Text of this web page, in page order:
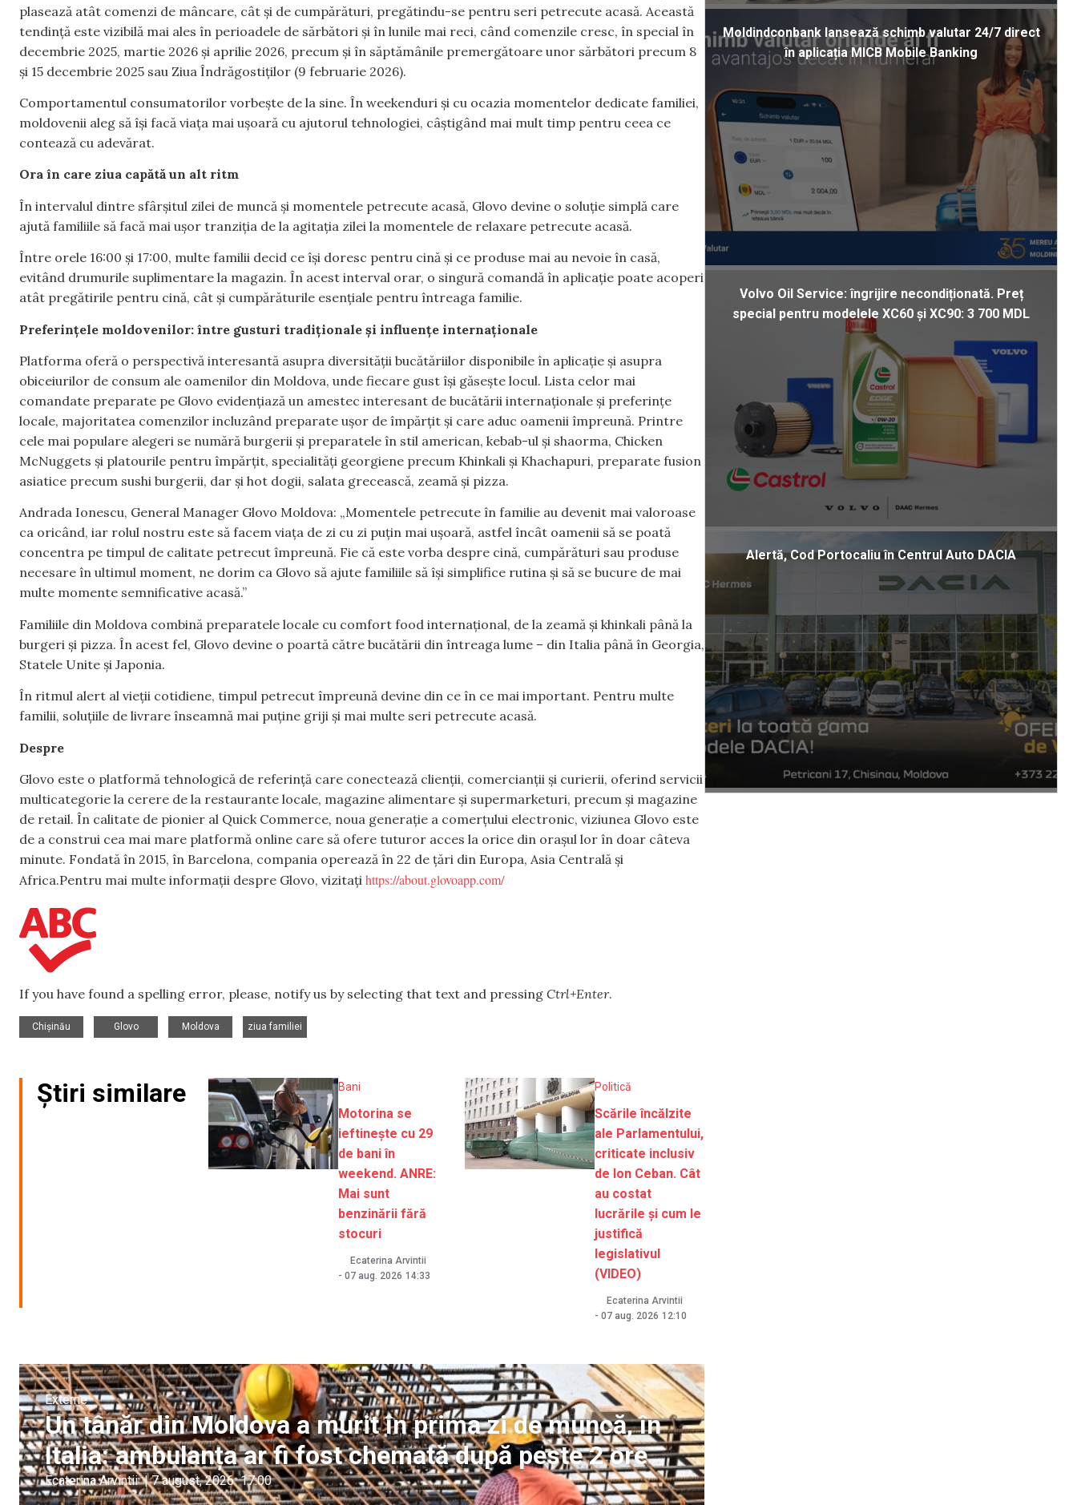
plasează atât comenzi de mâncare, cât și de cumpărături, pregătindu-se pentru seri petrecute acasă. Această
tendință este vizibilă mai ales în perioadele de sărbători și în lunile mai reci, când comenzile cresc, în special în
decembrie 2025, martie 2026 și aprilie 2026, precum și în săptămânile premergătoare unor sărbători precum 8
și 15 decembrie 2025 sau Ziua Îndrăgostiților (9 februarie 2026).
Comportamentul consumatorilor vorbește de la sine. În weekenduri și cu ocazia momentelor dedicate familiei,
moldovenii aleg să își facă viața mai ușoară cu ajutorul tehnologiei, câștigând mai mult timp pentru ceea ce
contează cu adevărat.
Ora în care ziua capătă un alt ritm
În intervalul dintre sfârșitul zilei de muncă și momentele petrecute acasă, Glovo devine o soluție simplă care
ajută familiile să facă mai ușor tranziția de la agitația zilei la momentele de relaxare petrecute acasă.
Între orele 16:00 și 17:00, multe familii decid ce își doresc pentru cină și ce produse mai au nevoie în casă,
evitând drumurile suplimentare la magazin. În acest interval orar, o singură comandă în aplicație poate acoperi
atât pregătirile pentru cină, cât și cumpărăturile esențiale pentru întreaga familie.
Preferințele moldovenilor: între gusturi tradiționale și influențe internaționale
Platforma oferă o perspectivă interesantă asupra diversității bucătăriilor disponibile în aplicație și asupra
obiceiurilor de consum ale oamenilor din Moldova, unde fiecare gust își găsește locul. Lista celor mai
comandate preparate pe Glovo evidențiază un amestec interesant de bucătării internaționale și preferințe
locale, majoritatea comenzilor incluzând preparate ușor de împărțit și care aduc oamenii împreună. Printre
cele mai populare alegeri se numără burgerii și preparatele în stil american, kebab-ul și shaorma, Chicken
McNuggets și platourile pentru împărțit, specialități georgiene precum Khinkali și Khachapuri, preparate fusion
asiatice precum sushi burgerii, dar și hot dogii, salata grecească, zeamă și pizza.
Andrada Ionescu, General Manager Glovo Moldova: „Momentele petrecute în familie au devenit mai valoroase
ca oricând, iar rolul nostru este să facem viața de zi cu zi puțin mai ușoară, astfel încât oamenii să se poată
concentra pe timpul de calitate petrecut împreună. Fie că este vorba despre cină, cumpărături sau produse
necesare în ultimul moment, ne dorim ca Glovo să ajute familiile să își simplifice rutina și să se bucure de mai
multe momente semnificative acasă.”
Familiile din Moldova combină preparatele locale cu comfort food internațional, de la zeamă și khinkali până la
burgeri și pizza. În acest fel, Glovo devine o poartă către bucătării din întreaga lume – din Italia până în Georgia,
Statele Unite și Japonia.
În ritmul alert al vieții cotidiene, timpul petrecut împreună devine din ce în ce mai important. Pentru multe
familii, soluțiile de livrare înseamnă mai puține griji și mai multe seri petrecute acasă.
Despre
Glovo este o platformă tehnologică de referință care conectează clienții, comercianții și curierii, oferind servicii
multicategorie la cerere de la restaurante locale, magazine alimentare și supermarketuri, precum și magazine
de retail. În calitate de pionier al Quick Commerce, noua generație a comerțului electronic, viziunea Glovo este
de a construi cea mai mare platformă online care să ofere tuturor acces la orice din orașul lor în doar câteva
minute. Fondată în 2015, în Barcelona, compania operează în 22 de țări din Europa, Asia Centrală și
Africa.Pentru mai multe informații despre Glovo, vizitați https://about.glovoapp.com/
If you have found a spelling error, please, notify us by selecting that text and pressing Ctrl+Enter.
Chișinău
Glovo
Moldova
ziua familiei
Știri similare Bani
Motorina se
ieftinește cu 29
de bani în
weekend. ANRE:
Mai sunt
benzinării fără
stocuri
Ecaterina Arvintii
- 07 aug. 2026 14:33
Politică
Scările încălzite
ale Parlamentului,
criticate inclusiv
de Ion Ceban. Cât
au costat
lucrările și cum le
justifică
legislativul
(VIDEO)
Ecaterina Arvintii
- 07 aug. 2026 12:10
Externe
Un tânăr din Moldova a murit în prima zi de muncă, în
Italia: ambulanța ar fi fost chemată după peste 2 ore
Ecaterina Arvintii | 7 august, 2026 17:00
Moldindconbank lansează schimb valutar 24/7 direct
în aplicația MICB Mobile Banking
Volvo Oil Service: îngrijire necondiționată. Preț
special pentru modelele XC60 și XC90: 3 700 MDL
Alertă, Cod Portocaliu în Centrul Auto DACIA